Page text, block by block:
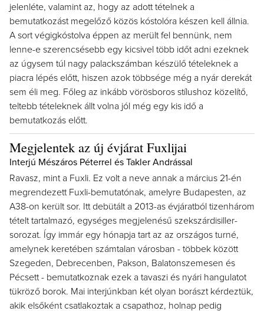
jelenléte, valamint az, hogy az adott tételnek a
bemutatkozást megelőző közös kóstolóra készen kell állnia.
A sort végigkóstolva éppen az merült fel bennünk, nem
lenne-e szerencsésebb egy kicsivel több időt adni ezeknek
az úgysem túl nagy palackszámban készülő tételeknek a
piacra lépés előtt, hiszen azok többsége még a nyár derekát
sem éli meg. Főleg az inkább vörösboros stílushoz közelítő,
teltebb tételeknek állt volna jól még egy kis idő a
bemutatkozás előtt.
Megjelentek az új évjárat Fuxlijai
Interjú Mészáros Péterrel és Takler Andrással
Ravasz, mint a Fuxli. Ez volt a neve annak a március 21-én
megrendezett Fuxli-bemutatónak, amelyre Budapesten, az
A38-on került sor. Itt debütált a 2013-as évjáratból tizenhárom
tételt tartalmazó, egységes megjelenésű szekszárdisiller-
sorozat. Így immár egy hónapja tart az az országos turné,
amelynek keretében számtalan városban - többek között
Szegeden, Debrecenben, Pakson, Balatonszemesen és
Pécsett - bemutatkoznak ezek a tavaszi és nyári hangulatot
tükröző borok. Mai interjúnkban két olyan borászt kérdeztük,
akik elsőként csatlakoztak a csapathoz, holnap pedig